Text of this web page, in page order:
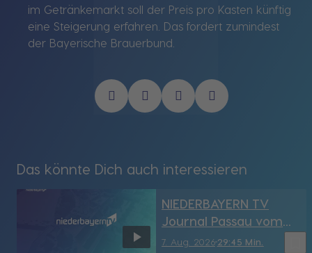
im Getränkemarkt soll der Preis pro Kasten künftig
eine Steigerung erfahren. Das fordert zumindest
der Bayerische Brauerbund.
Das könnte Dich auch interessieren
7. Aug. 202629:45 Min.
NIEDERBAYERN TV
Journal Passau vom
7.08.2026